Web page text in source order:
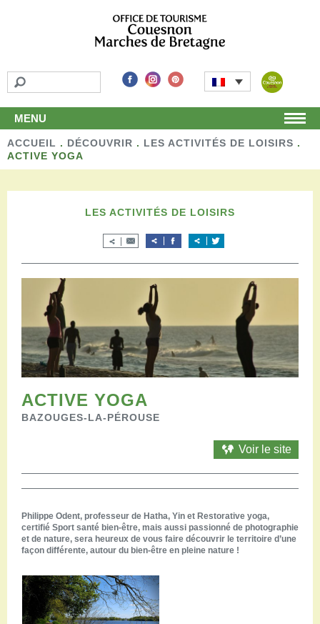
MENU
Accueil
Découvrir
Les activités de loisirs
Terroir et artisans
Autour de chez nous
Séjourner
Hébergements
Restaurants
Aires de camping-car
Salles de réception
Aires de pique-nique
Randonner
Randonnées pédestres
Nous contacter
Documents à télécharger
Tourisme accessible
Espace Pro
ACCUEIL . DÉCOUVRIR . LES ACTIVITÉS DE LOISIRS .
ACTIVE YOGA
LES ACTIVITÉS DE LOISIRS
ACTIVE YOGA
BAZOUGES-LA-PÉROUSE
Voir le site
Philippe Odent, professeur de Hatha, Yin et Restorative yoga,
certifié Sport santé bien-être, mais aussi passionné de photographie
et de nature, sera heureux de vous faire découvrir le territoire d’une
façon différente, autour du bien-être en pleine nature !